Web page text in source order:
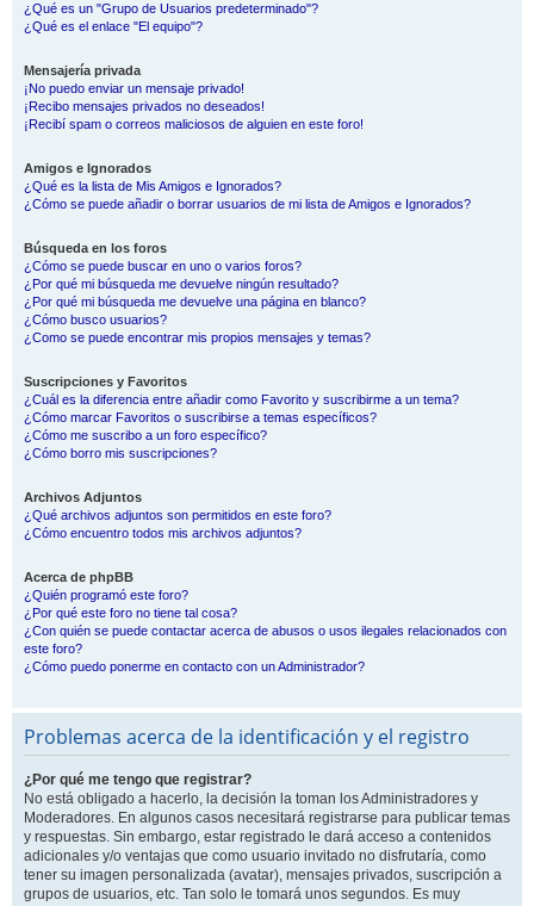
¿Qué es un "Grupo de Usuarios predeterminado"?
¿Qué es el enlace "El equipo"?
Mensajería privada
¡No puedo enviar un mensaje privado!
¡Recibo mensajes privados no deseados!
¡Recibí spam o correos maliciosos de alguien en este foro!
Amigos e Ignorados
¿Qué es la lista de Mis Amigos e Ignorados?
¿Cómo se puede añadir o borrar usuarios de mi lista de Amigos e Ignorados?
Búsqueda en los foros
¿Cómo se puede buscar en uno o varios foros?
¿Por qué mi búsqueda me devuelve ningún resultado?
¿Por qué mi búsqueda me devuelve una página en blanco?
¿Cómo busco usuarios?
¿Como se puede encontrar mis propios mensajes y temas?
Suscripciones y Favoritos
¿Cuál es la diferencia entre añadir como Favorito y suscribirme a un tema?
¿Cómo marcar Favoritos o suscribirse a temas específicos?
¿Cómo me suscribo a un foro específico?
¿Cómo borro mis suscripciones?
Archivos Adjuntos
¿Qué archivos adjuntos son permitidos en este foro?
¿Cómo encuentro todos mis archivos adjuntos?
Acerca de phpBB
¿Quién programó este foro?
¿Por qué este foro no tiene tal cosa?
¿Con quién se puede contactar acerca de abusos o usos ilegales relacionados con
este foro?
¿Cómo puedo ponerme en contacto con un Administrador?
Problemas acerca de la identificación y el registro
¿Por qué me tengo que registrar?
No está obligado a hacerlo, la decisión la toman los Administradores y
Moderadores. En algunos casos necesitará registrarse para publicar temas
y respuestas. Sin embargo, estar registrado le dará acceso a contenidos
adicionales y/o ventajas que como usuario invitado no disfrutaría, como
tener su imagen personalizada (avatar), mensajes privados, suscripción a
grupos de usuarios, etc. Tan solo le tomará unos segundos. Es muy